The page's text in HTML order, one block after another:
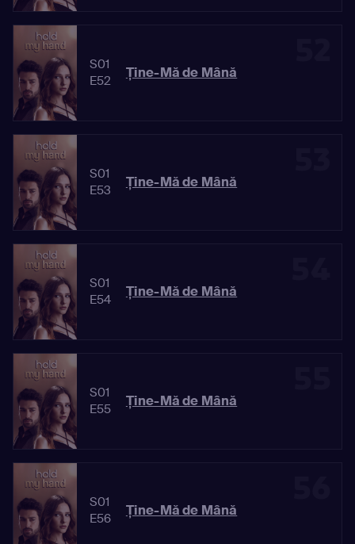
S01
E52
Ține-Mă de Mână
S01
E53
Ține-Mă de Mână
S01
E54
Ține-Mă de Mână
S01
E55
Ține-Mă de Mână
S01
E56
Ține-Mă de Mână